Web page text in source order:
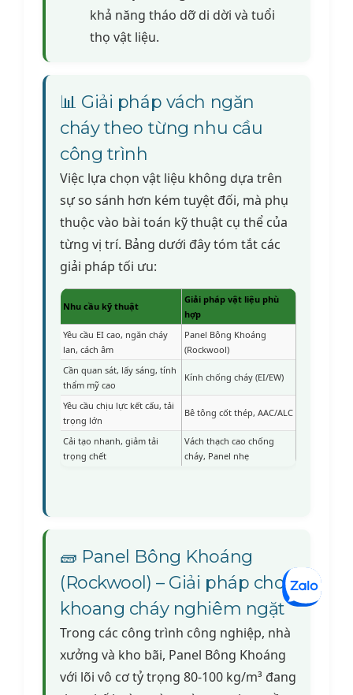
khả năng tháo dỡ di dời và tuổi
thọ vật liệu.
📊 Giải pháp vách ngăn
cháy theo từng nhu cầu
công trình
Việc lựa chọn vật liệu không dựa trên
sự so sánh hơn kém tuyệt đối, mà phụ
thuộc vào bài toán kỹ thuật cụ thể của
từng vị trí. Bảng dưới đây tóm tắt các
giải pháp tối ưu:
Nhu cầu kỹ thuật
Giải pháp vật liệu phù
hợp
Yêu cầu EI cao, ngăn cháy
lan, cách âm
Panel Bông Khoáng
(Rockwool)
Cần quan sát, lấy sáng, tính
thẩm mỹ cao
Kính chống cháy (EI/EW)
Yêu cầu chịu lực kết cấu, tải
trọng lớn
Bê tông cốt thép, AAC/ALC
Cải tạo nhanh, giảm tải
trọng chết
Vách thạch cao chống
cháy, Panel nhẹ
🧱 Panel Bông Khoáng
(Rockwool) – Giải pháp cho
khoang cháy nghiêm ngặt
Trong các công trình công nghiệp, nhà
xưởng và kho bãi, Panel Bông Khoáng
với lõi vô cơ tỷ trọng 80-100 kg/m³ đang